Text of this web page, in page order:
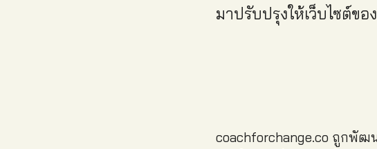
มาปรับปรุงให้เว็บไซต์ขอ
coachforchange.co ถูกพัฒ